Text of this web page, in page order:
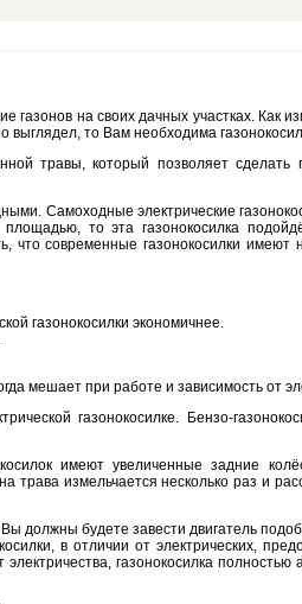
на своих дачных участках. Как
выглядел, то Вам необходима
травы, который позволяет
Самоходные электрические
то эта газонокосилка
что современные газонокосилки
газонокосилки экономичнее.
мешает при работе и зависимость от
газонокосилке. Бензо-
имеют увеличенные задние
трава измельчается несколько раз и
должны будете завести двигатель
в отличии от электрических,
газонокосилка